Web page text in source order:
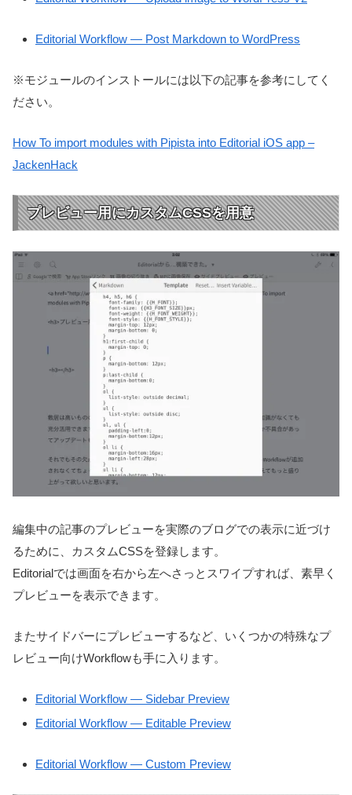
Editorial Workflow — Post Markdown to WordPress
※モジュールのインストールには以下の記事を参考にしてく
ださい。
How To import modules with Pipista into Editorial iOS app –
JackenHack
プレビュー用にカスタムCSSを用意
編集中の記事のプレビューを実際のブログでの表示に近づけ
るために、カスタムCSSを登録します。
Editorialでは画面を右から左へさっとスワイプすれば、素早く
プレビューを表示できます。
またサイドバーにプレビューするなど、いくつかの特殊なプ
レビュー向けWorkflowも手に入ります。
Editorial Workflow — Sidebar Preview
Editorial Workflow — Editable Preview
Editorial Workflow — Custom Preview